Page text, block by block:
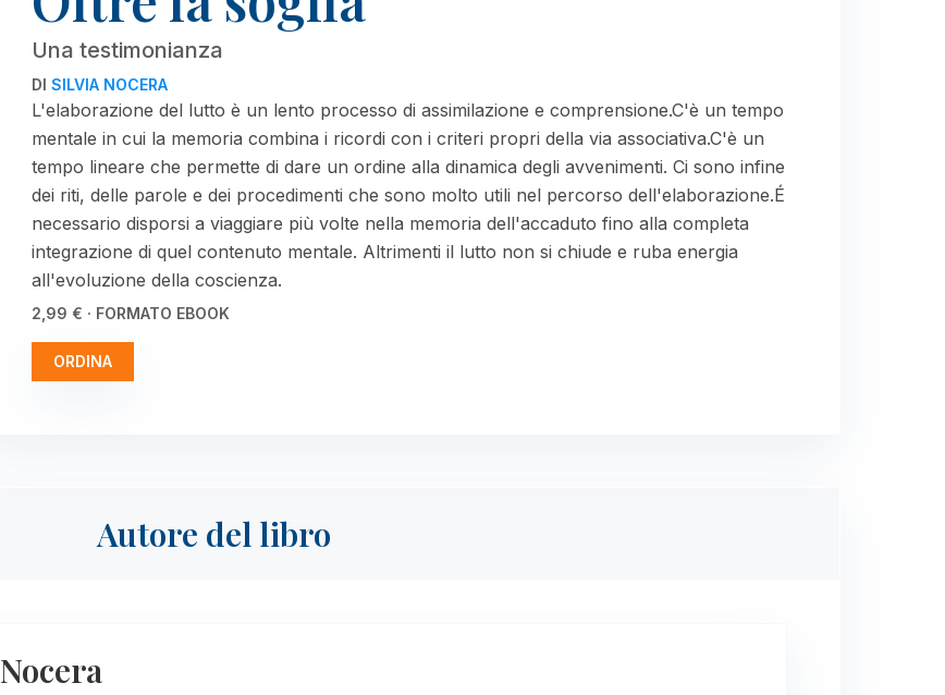
Una testimonianza
DI SILVIA NOCERA
L'elaborazione del lutto è un lento processo di assimilazione e comprensione.C'è un tempo
mentale in cui la memoria combina i ricordi con i criteri propri della via associativa.C'è un
tempo lineare che permette di dare un ordine alla dinamica degli avvenimenti. Ci sono infine
dei riti, delle parole e dei procedimenti che sono molto utili nel percorso dell'elaborazione.É
necessario disporsi a viaggiare più volte nella memoria dell'accaduto fino alla completa
integrazione di quel contenuto mentale. Altrimenti il lutto non si chiude e ruba energia
all'evoluzione della coscienza.
2,99 € · FORMATO EBOOK
ORDINA
Autore del libro